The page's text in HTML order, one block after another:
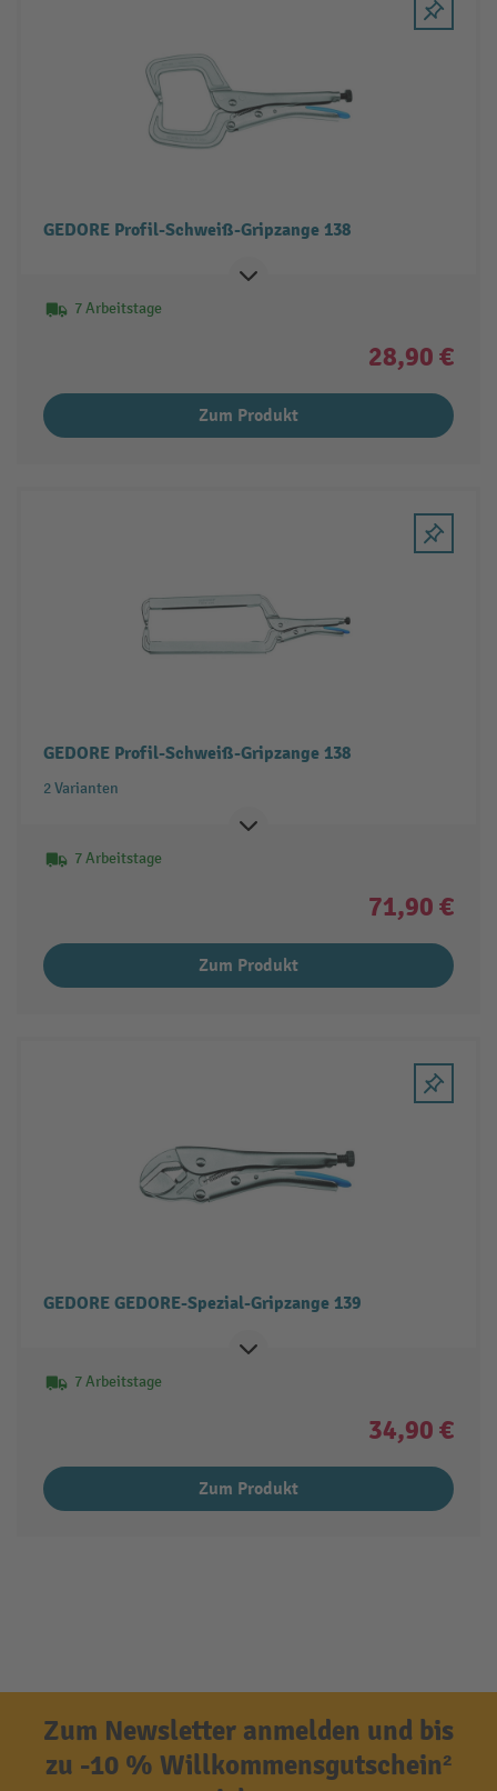
GEDORE Profil-Schweiß-Gripzange 138
7 Arbeitstage
28,90 €
Zum Produkt
GEDORE Profil-Schweiß-Gripzange 138
2 Varianten
7 Arbeitstage
71,90 €
Zum Produkt
GEDORE GEDORE-Spezial-Gripzange 139
7 Arbeitstage
34,90 €
Zum Produkt
Zum Newsletter anmelden und bis
zu -10 % Willkommensgutschein²